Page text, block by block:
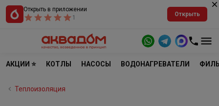
Открыть в приложении
1
Открыть
АКЦИИ ⭐ КОТЛЫ НАСОСЫ ВОДОНАГРЕВАТЕЛИ
Теплоизоляция